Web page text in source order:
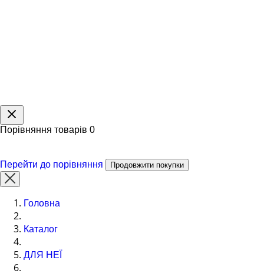
Порівняння товарів 0
Перейти до порівняння Продовжити покупки
Головна
Каталог
ДЛЯ НЕЇ